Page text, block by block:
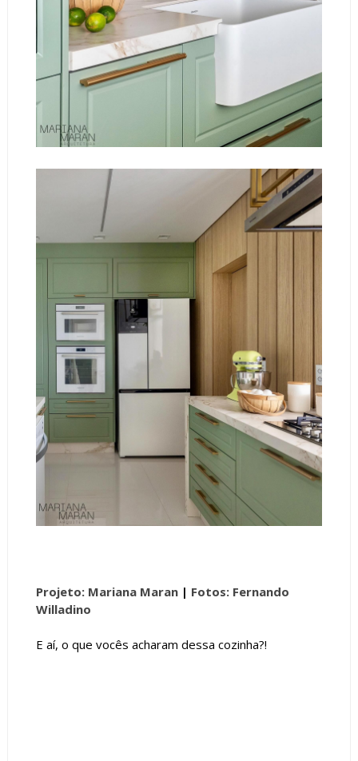
Projeto: Mariana Maran| Fotos: Fernando
Willadino
E aí, o que vocês acharam dessa cozinha?!